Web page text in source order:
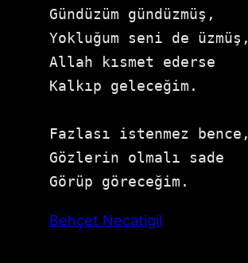
Gündüzüm gündüzmüş,
Yokluğum seni de üzmüş,
Allah kısmet ederse
Kalkıp geleceğim.
Fazlası istenmez bence,
Gözlerin olmalı sade
Görüp göreceğim.
Behçet Necatigil